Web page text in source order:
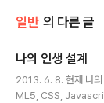
일반 의 다른 글
나의 인생 설계
2013. 6. 8. 현재 나
ML5, CSS,